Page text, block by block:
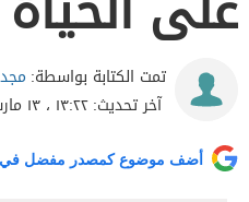
تمت الكتابة بواسطة:
آخر تحديث:١٣:٢٢ ، ١٣ مارس ٢٠١٩
أضف موضوع كمصدر مفضل